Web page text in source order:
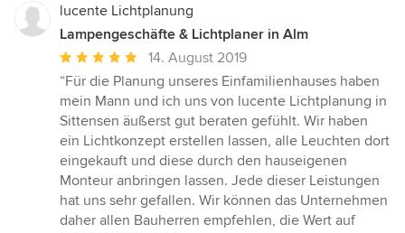
lucente Lichtplanung
Lampengeschäfte & Lichtplaner in Alm
Durchschnittliche
Bewertung:
5
von
5
Sternen
14. August 2019
“Für die Planung unseres Einfamilienhauses haben
mein Mann und ich uns von lucente Lichtplanung in
Sittensen äußerst gut beraten gefühlt. Wir haben
ein Lichtkonzept erstellen lassen, alle Leuchten dort
eingekauft und diese durch den hauseigenen
Monteur anbringen lassen. Jede dieser Leistungen
hat uns sehr gefallen. Wir können das Unternehmen
daher allen Bauherren empfehlen, die Wert auf